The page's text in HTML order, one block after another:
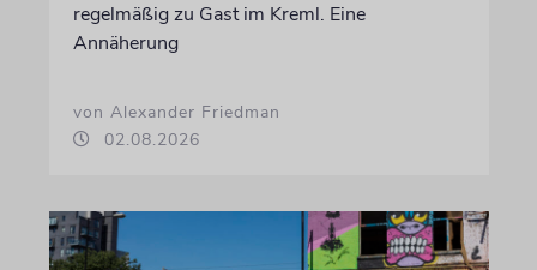
regelmäßig zu Gast im Kreml. Eine
Annäherung
von Alexander Friedman
02.08.2026